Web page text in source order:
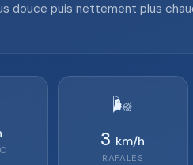
douce puis nettement plus
🌬️
3 km/h
RAFALES